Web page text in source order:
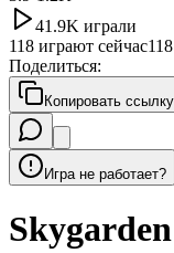
41.9K играли
118 играют сейчас118
Поделиться:
Копировать ссылку
Игра не работает?